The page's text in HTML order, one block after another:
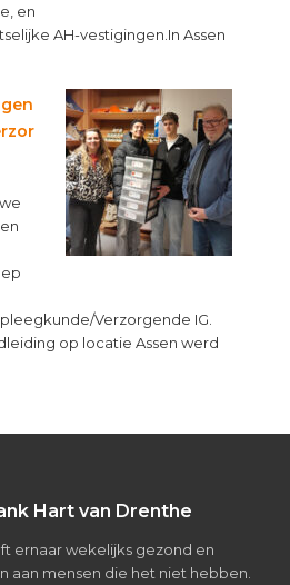
en
AH-vestigingen.In Assen
je
Verzorgende IG.
op locatie Assen werd
Hart van Drenthe
ernaar wekelijks gezond en
aan mensen die het niet hebben.